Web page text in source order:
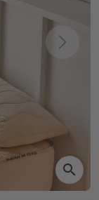
Next
search